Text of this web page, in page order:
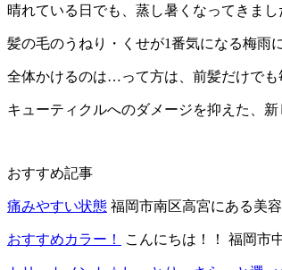
晴れている日でも、蒸し暑くなってきまし
髪の毛のうねり・くせが1番気になる梅雨
全体かけるのは…って方は、前髪だけでも
キューティクルへのダメージを抑えた、
おすすめ記事
痛みやすい状態 福岡市南区高宮にある美
おすすめカラー！ こんにちは！！ 福岡市